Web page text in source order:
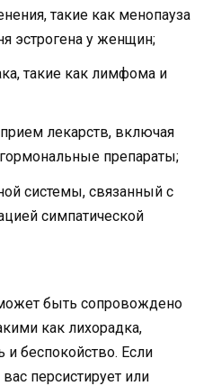
такие как менопауза
эстрогена у женщин;
такие как лимфома и
лекарств, включая
препараты;
системы, связанный с
симпатической
быть сопровождено
как лихорадка,
и беспокойство. Если
персистирует или